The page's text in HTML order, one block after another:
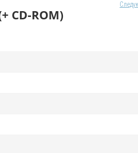
CD-ROM)